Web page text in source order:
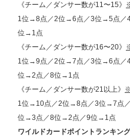
《チーム／ダンサー数が11〜15》
1位→8点／2位→6点／3位→5点
位→1点
《チーム／ダンサー数が16〜20》
1位→9点／2位→7点／3位→6点
位→2点／8位→1点
《チーム／ダンサー数が21以上》
1位→10点／2位→8点／3位→7点
位→3点／8位→2点／9位→1点
ワイルドカードポイントランキン